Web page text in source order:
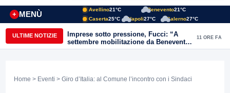
MENÙ
+
Avellino21°C Benevento21°C
Caserta25°C Napoli27°C Salerno27°C
ULTIME NOTIZIE
Imprese sotto pressione, Fucci: “A
settembre mobilitazione da Benevento
e Avellino”
11 ORE FA
Home > Eventi > Giro d’Italia: al Comune l’incontro con i Sindaci